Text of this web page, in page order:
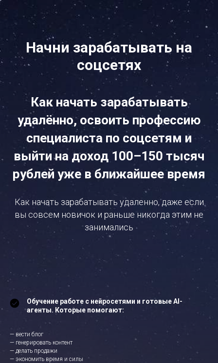
Начни зарабатывать на
соцсетях
Как начать зарабатывать
удалённо, освоить профессию
специалиста по соцсетям и
выйти на доход 100–150 тысяч
рублей уже в ближайшее время
Как начать зарабатывать удаленно, даже если
вы совсем новичок и раньше никогда этим не
занимались
Обучение работе с нейросетями и готовые AI-
агенты. Которые помогают:
— вести блог
— генерировать контент
— делать продажи
— экономить время и силы